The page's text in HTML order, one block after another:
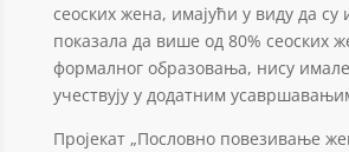
сеоских жена, имајући у виду да
показала да више од 80% сеоских
формалног образовања, нису
учествују у додатним
Пројекат „Пословно повезивање